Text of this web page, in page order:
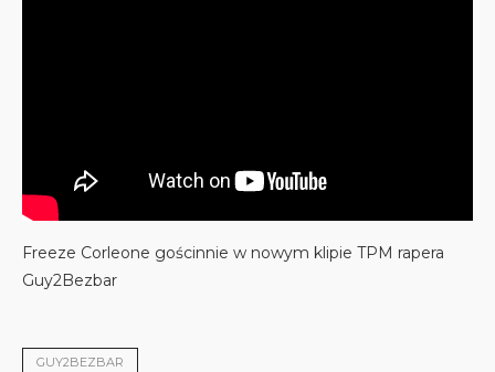
Freeze Corleone gościnnie w nowym klipie TPM rapera
Guy2Bezbar
GUY2BEZBAR